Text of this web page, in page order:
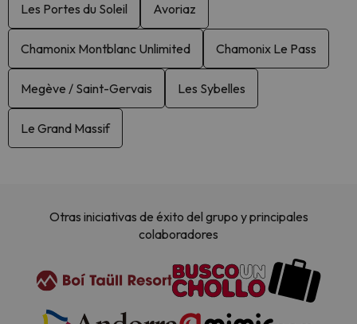
Les Portes du Soleil Avoriaz
Chamonix Montblanc Unlimited Chamonix Le Pass
Megève / Saint-Gervais Les Sybelles
Le Grand Massif
Otras iniciativas de éxito del grupo y principales
colaboradores